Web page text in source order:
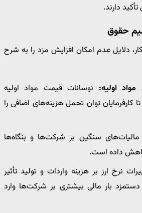
دارند.
حقوق
دلایل عدم امکان افزایش مزد را به شرح
اولیه: نوسانات قیمت مواد اولیه
کارفرمایان توان تحمل هزینه‌های اضافی را
مالیات‌های سنگین بر شرکت‌ها و بنگاه‌ها
کاهش داده است.
نرخ ارز بر هزینه واردات و تولید تأثیر
بار مالی بیشتری بر شرکت‌ها وارد